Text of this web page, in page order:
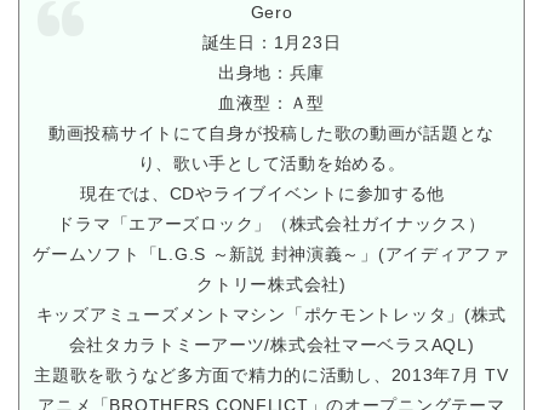
Gero
誕生日：1月23日
出身地：兵庫
血液型：Ａ型
動画投稿サイトにて自身が投稿した歌の動画が話題とな
り、歌い手として活動を始める。
現在では、CDやライブイベントに参加する他
ドラマ「エアーズロック」（株式会社ガイナックス）
ゲームソフト「L.G.S ～新説 封神演義～」(アイディアファ
クトリー株式会社)
キッズアミューズメントマシン「ポケモントレッタ」(株式
会社タカラトミーアーツ/株式会社マーベラスAQL)
主題歌を歌うなど多方面で精力的に活動し、2013年7月 TV
アニメ「BROTHERS CONFLICT」のオープニングテーマ